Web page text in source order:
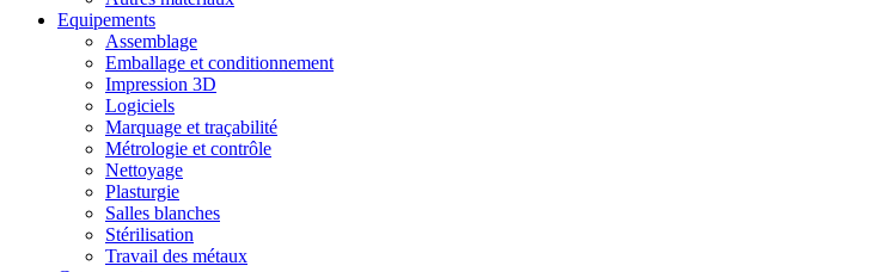
Equipements
Assemblage
Emballage et conditionnement
Impression 3D
Logiciels
Marquage et traçabilité
Métrologie et contrôle
Nettoyage
Plasturgie
Salles blanches
Stérilisation
Travail des métaux